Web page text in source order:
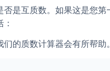
是互质数。如果这是您
的质数计算器会有所帮助。